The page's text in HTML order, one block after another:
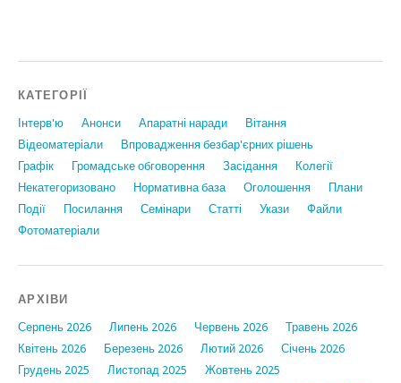
КАТЕГОРІЇ
Інтерв'ю Анонси Апаратні наради
Вiтання
Відеоматеріали
Впровадження безбар'єрних рішень
Графiк
Громадське обговорення Засідання
Колегії
Некатегоризовано
Нормативна база Оголошення
Плани
Події
Посилання Семінари Статтi Укази
Файли
Фотоматеріали
АРХІВИ
Серпень 2026 Липень 2026 Червень 2026
Травень 2026
Квітень 2026
Березень 2026 Лютий 2026
Січень 2026
Грудень 2025
Листопад 2025
Жовтень 2025